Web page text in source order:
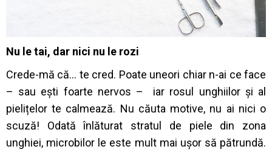
Nu le tai, dar nici nu le rozi
Crede-mă că… te cred. Poate uneori chiar n-ai ce face
– sau ești foarte nervos – iar rosul unghiilor și al
pielițelor te calmează. Nu căuta motive, nu ai nici o
scuză! Odată înlăturat stratul de piele din zona
unghiei, microbilor le este mult mai ușor să pătrundă.